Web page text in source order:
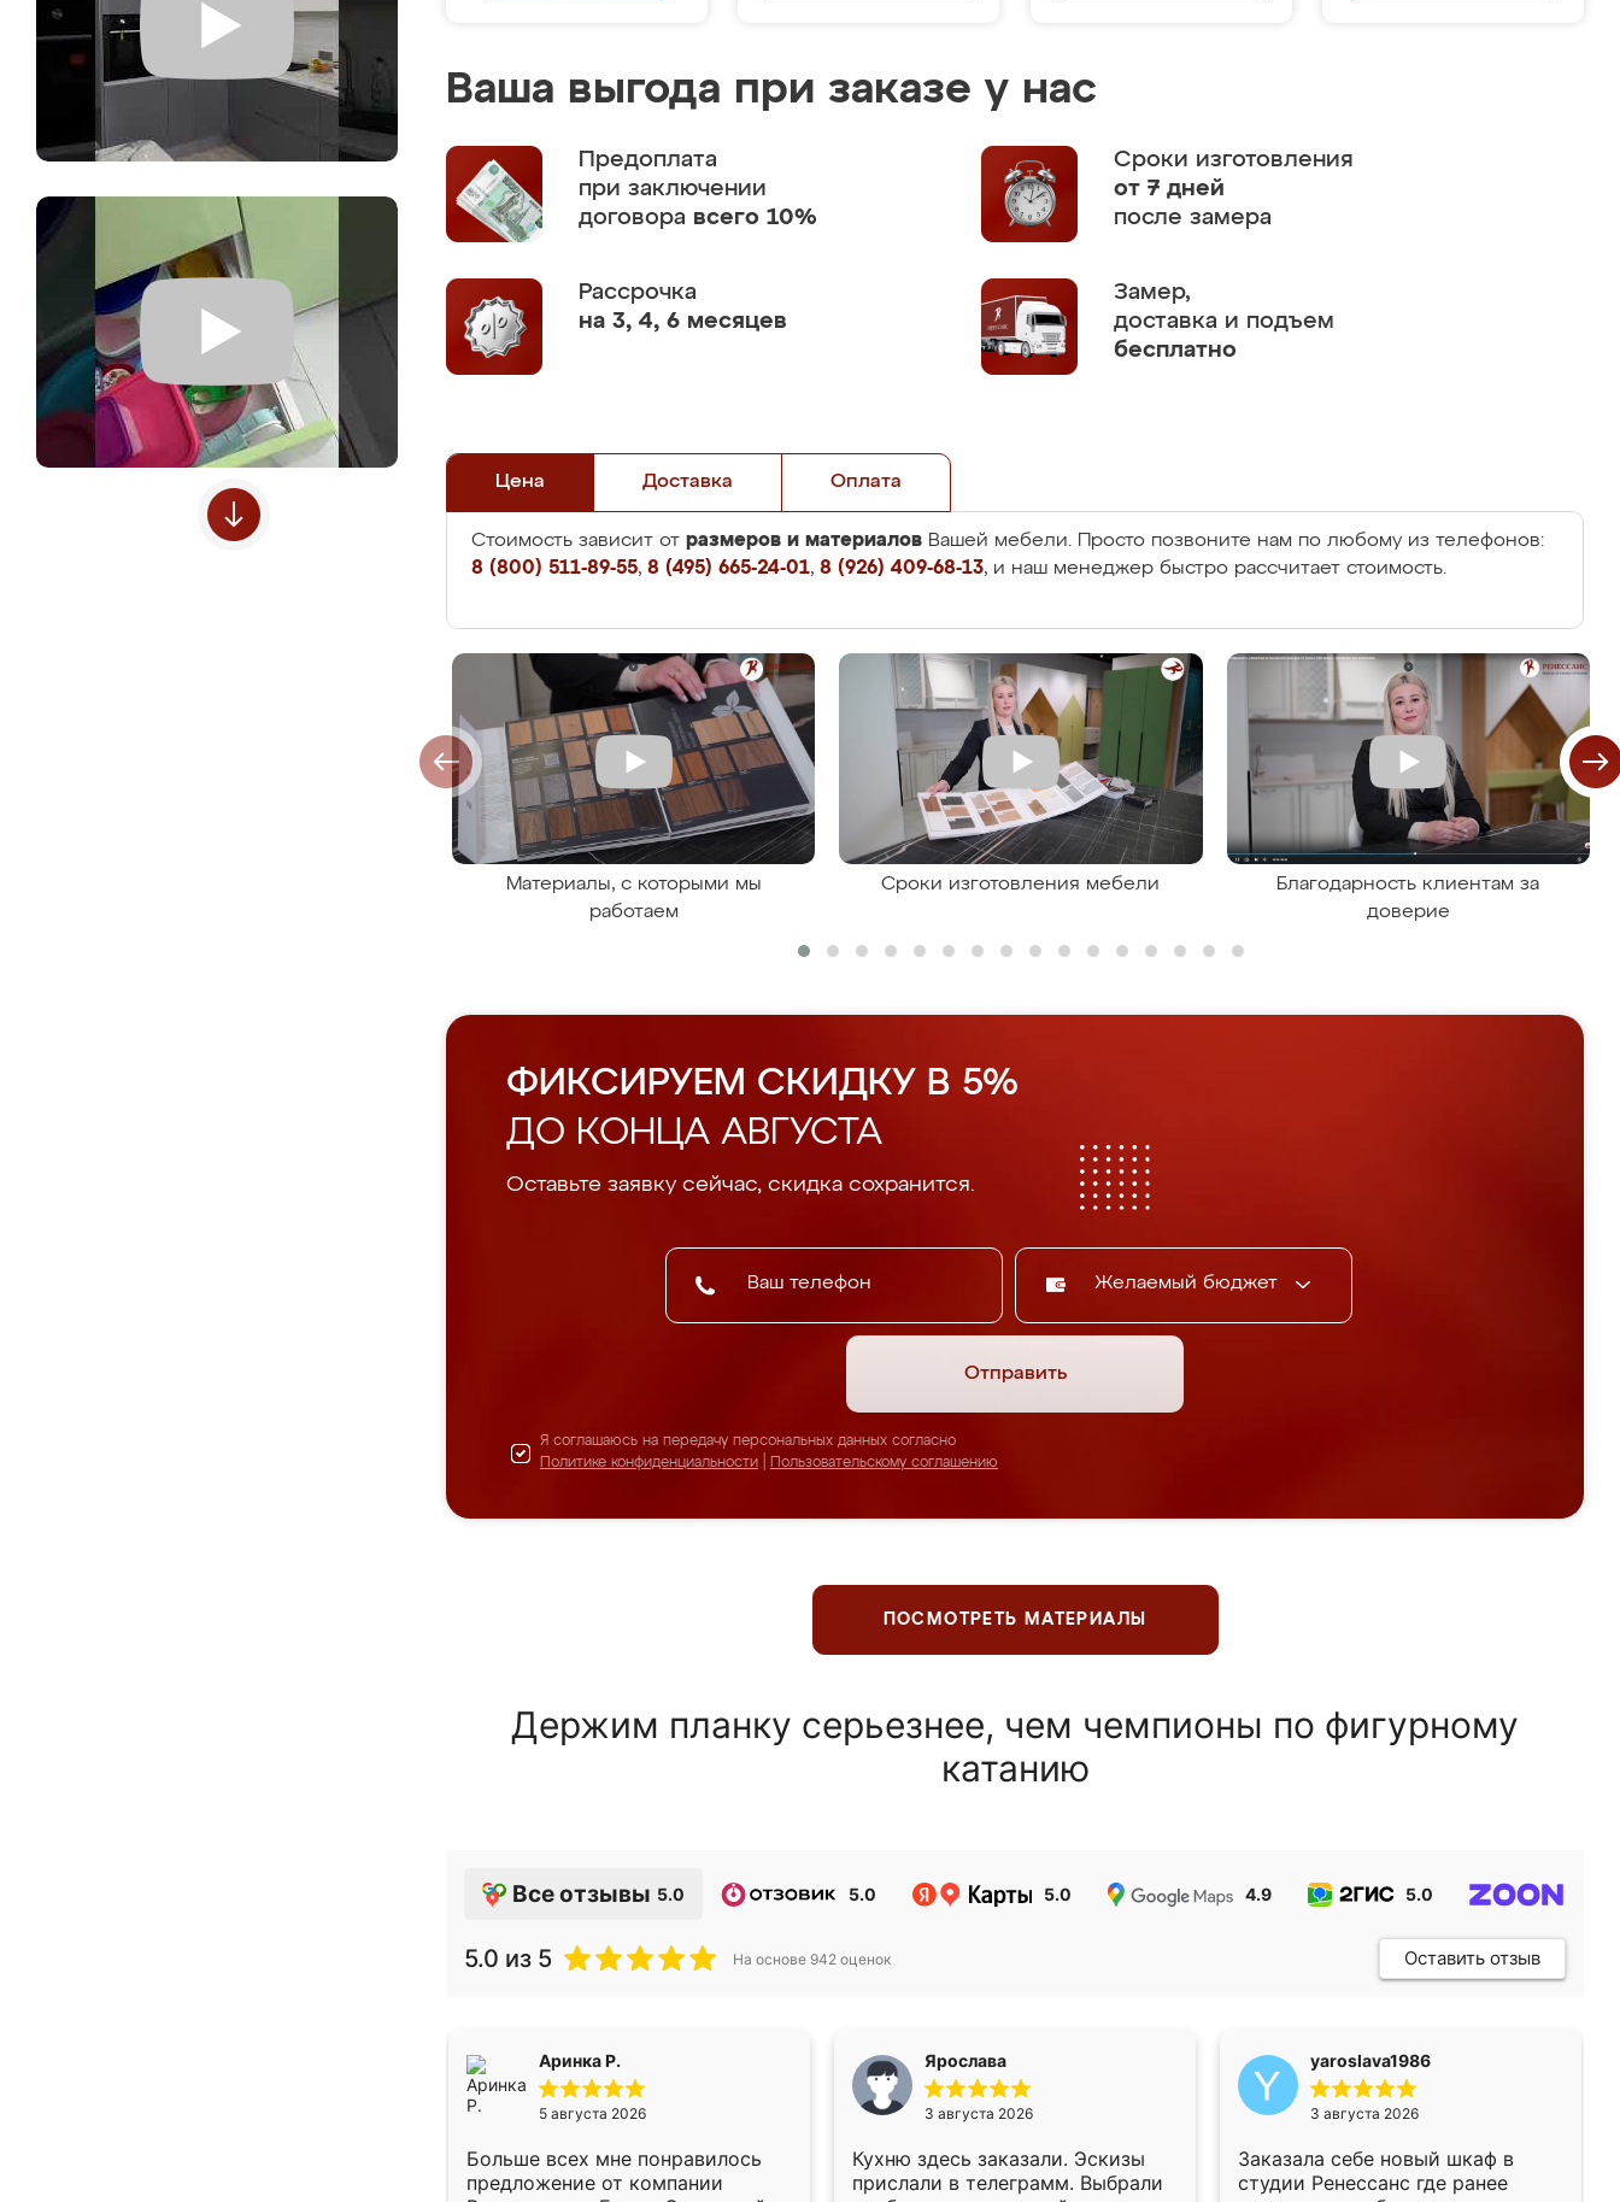
Ваша выгода при заказе у нас
Предоплата
при заключении
договора всего 10%
Сроки изготовления
от 7 дней
после замера
Рассрочка
на 3, 4, 6 месяцев
Замер,
доставка и подъем
бесплатно
Цена Доставка Оплата
Стоимость зависит от размеров и материалов Вашей мебели. Просто позвоните нам по любому из телефонов:
8 (800) 511-89-55, 8 (495) 665-24-01, 8 (926) 409-68-13, и наш менеджер быстро рассчитает стоимость.
Материалы, с которыми мы
работаем
Сроки изготовления мебели
Благодарность клиентам за
доверие
ФИКСИРУЕМ СКИДКУ В 5%
ДО КОНЦА АВГУСТА
Оставьте заявку сейчас, скидка сохранится.
Желаемый бюджет
Отправить
Я соглашаюсь на передачу персональных данных согласно
Политике конфиденциальности
Пользовательскому соглашению
ПОСМОТРЕТЬ МАТЕРИАЛЫ
Держим планку серьезнее, чем чемпионы по фигурному
катанию
Все отзывы 5.0 5.0 5.0 4.9 5.0
5.0 из 5 На основе 942 оценок Оставить отзыв
Аринка Р.
5 августа 2026
Больше всех мне понравилось
предложение от компании
Ярослава
3 августа 2026
Кухню здесь заказали. Эскизы
прислали в телеграмм. Выбрали
yaroslava1986
3 августа 2026
Заказала себе новый шкаф в
студии Ренессанс где ранее